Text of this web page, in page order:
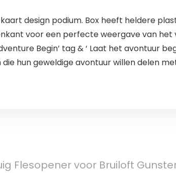
design podium. Box heeft heldere
voor een perfecte weergave van het
Begin’ tag & ‘ Laat het avontuur
hun geweldige avontuur willen delen
Flesopener voor Bruiloft